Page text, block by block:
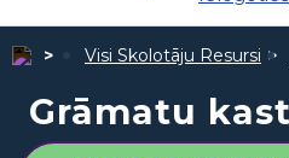
Visi Skolotāju Resursi
Grāmatu